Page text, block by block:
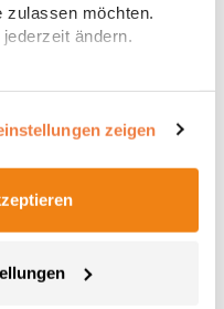
möchten.
ändern.
zeigen